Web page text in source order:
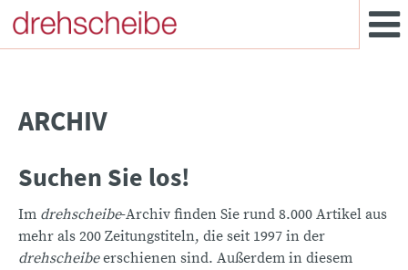
ARCHIV
Suchen Sie los!
Im drehscheibe-Archiv finden Sie rund 8.000 Artikel aus
mehr als 200 Zeitungstiteln, die seit 1997 in der
drehscheibeerschienen sind. Außerdem in diesem